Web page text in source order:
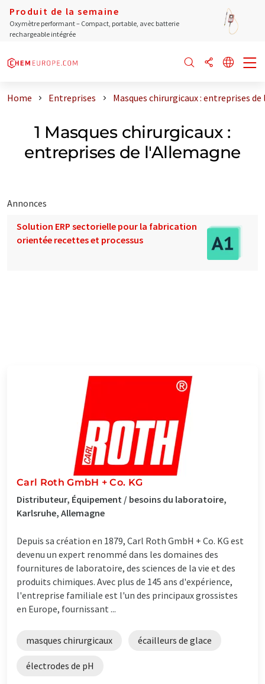
Produit de la semaine
Oxymètre performant – Compact, portable, avec batterie
rechargeable intégrée
Home Entreprises Masques chirurgicaux : entreprises
1 Masques chirurgicaux :
entreprises de l'Allemagne
Annonces
Solution ERP sectorielle pour la fabrication
orientée recettes et processus
Carl Roth GmbH + Co. KG
Distributeur, Équipement / besoins du laboratoire,
Karlsruhe, Allemagne
Depuis sa création en 1879, Carl Roth GmbH + Co. KG est
devenu un expert renommé dans les domaines des
fournitures de laboratoire, des sciences de la vie et des
produits chimiques. Avec plus de 145 ans d'expérience,
l'entreprise familiale est l'un des principaux grossistes
en Europe, fournissant ...
masques chirurgicaux écailleurs de glace
électrodes de pH